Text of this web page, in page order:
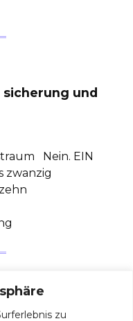
zu
sicherung und
Nein. EIN
zwanzig